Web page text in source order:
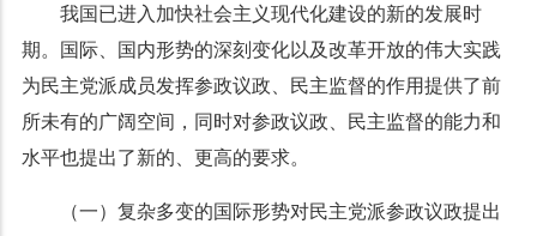
我国已进入加快社会主义现代化建设的新的发展时
期。国际、国内形势的深刻变化以及改革开放的伟大实践
为民主党派成员发挥参政议政、民主监督的作用提供了前
所未有的广阔空间，同时对参政议政、民主监督的能力和
水平也提出了新的、更高的要求。
（一）复杂多变的国际形势对民主党派参政议政提出